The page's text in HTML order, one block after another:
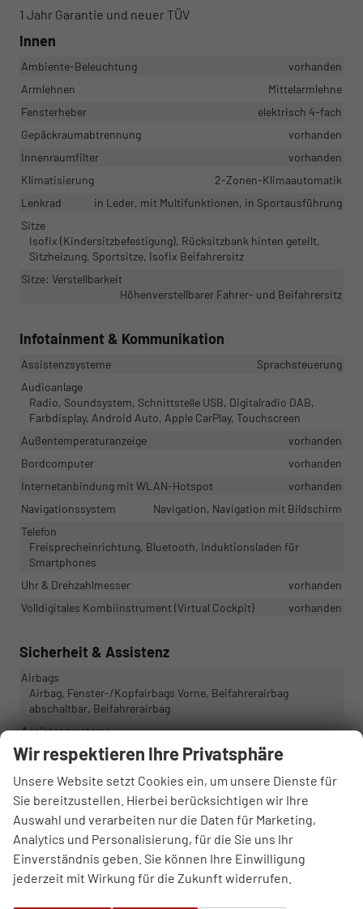
1 Jahr Garantie und neuer TÜV
Innen
Ambiente-Beleuchtung
vorhanden
Armlehnen
Mittelarmlehne
Fensterheber
elektrisch 4-fach
Gepäckraumabtrennung
vorhanden
Innenraumfilter
vorhanden
Klimatisierung
2-Zonen-Klimaautomatik
Lenkrad
in Leder, mit Multifunktionen, in Sportausführung
Sitze
Isofix (Kindersitzbefestigung), Rücksitzbank hinten geteilt,
Sitzheizung, Sportsitze, Isofix Beifahrersitz
Sitze: Verstellbarkeit
Höhenverstellbarer Fahrer- und Beifahrersitz
Infotainment & Kommunikation
Assistenzsysteme
Sprachsteuerung
Audioanlage
Radio, Soundsystem, Schnittstelle USB, Digitalradio DAB,
Farbdisplay, Android Auto, Apple CarPlay, Touchscreen
Außentemperaturanzeige
vorhanden
Bordcomputer
vorhanden
Internetanbindung mit WLAN-Hotspot
vorhanden
Navigationssystem
Navigation, Navigation mit Bildschirm
Telefon
Freisprecheinrichtung, Bluetooth, Induktionsladen für
Smartphones
Uhr & Drehzahlmesser
vorhanden
Volldigitales Kombiinstrument (Virtual Cockpit)
vorhanden
Sicherheit & Assistenz
Airbags
Airbag, Fenster-/Kopfairbags Vorne, Beifahrerairbag
abschaltbar, Beifahrerairbag
Assistenzsysteme
Regensensor, Tempomat, Notbremsassistent (City-Safety),
Berganfahrassistent, Spurhalteassistent,
Spurwechselassistent, Abstandstempomat adaptiv (ACC),
Müdigkeitserkennungs-Sensor, Sprachassistent,
Notrufsystem, Abstandswarner, Geschwindigkeitsbegrenzer
Park Distance Control hinten, Rückfahrkamera
Fahrprofilauswahl
vorhanden
Follow-Me-Home-Funktion
Wir respektieren Ihre Privatsphäre
Unsere Website setzt Cookies ein, um unsere Dienste für
Sie bereitzustellen. Hierbei berücksichtigen wir Ihre
Auswahl und verarbeiten nur die Daten für Marketing,
Analytics und Personalisierung, für die Sie uns Ihr
Einverständnis geben. Sie können Ihre Einwilligung
jederzeit mit Wirkung für die Zukunft widerrufen.